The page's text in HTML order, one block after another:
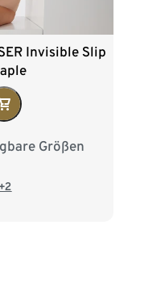
Invisible Slip
Größen
40 42
+2